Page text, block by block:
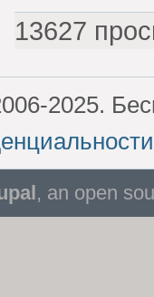
13627
2025.
, an open